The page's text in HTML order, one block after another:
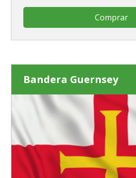
Comprar
Bandera Guernsey